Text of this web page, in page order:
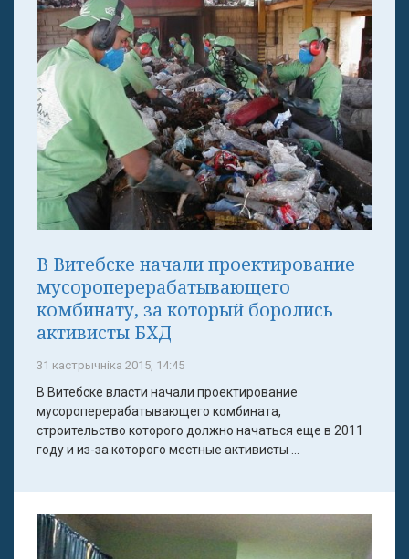
В Витебске начали проектирование
мусороперерабатывающего
комбинату, за который боролись
активисты БХД
31 кастрычніка 2015, 14:45
В Витебске власти начали проектирование
мусороперерабатывающего комбината,
строительство которого должно начаться еще в 2011
году и из-за которого местные активисты ...